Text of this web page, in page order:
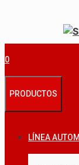
0
PRODUCTOS
LÍNEA